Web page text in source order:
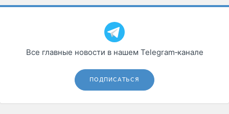
Все главные новости в нашем Telegram‑канале
ПОДПИСАТЬСЯ